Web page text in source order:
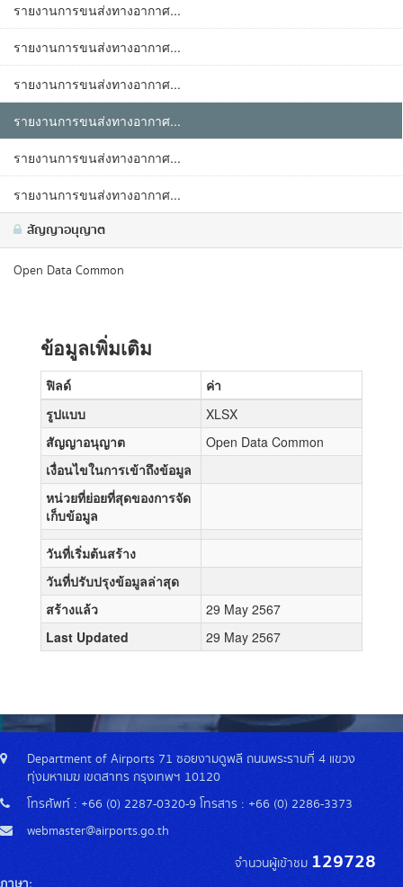
รายงานการขนส่งทางอากาศ...
รายงานการขนส่งทางอากาศ...
รายงานการขนส่งทางอากาศ...
รายงานการขนส่งทางอากาศ...
รายงานการขนส่งทางอากาศ...
รายงานการขนส่งทางอากาศ...
สัญญาอนุญาต
Open Data Common
ข้อมูลเพิ่มเติม
ฟิลด์
ค่า
รูปแบบ
XLSX
สัญญาอนุญาต
Open Data Common
เงื่อนไขในการเข้าถึงข้อมูล
หน่วยที่ย่อยที่สุดของการจัด
เก็บข้อมูล
วันที่เริ่มต้นสร้าง
วันที่ปรับปรุงข้อมูลล่าสุด
สร้างแล้ว
29 May 2567
Last Updated
29 May 2567
Department of Airports 71 ซอยงามดูพลี ถนนพระรามที่ 4 แขวง
ทุ่งมหาเมฆ เขตสาทร กรุงเทพฯ 10120
โทรศัพท์ : +66 (0) 2287-0320-9 โทรสาร : +66 (0) 2286-3373
webmaster@airports.go.th
จำนวนผู้เข้าชม 129728